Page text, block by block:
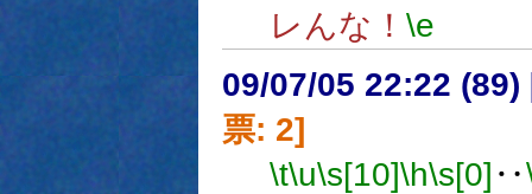
レんな！ \e
09/07/05 22:22 (89)
票: 2]
\t\u\s[10]\h\s[0] ‥